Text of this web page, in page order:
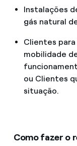
Instalações
gás natural
Clientes para
mobilidade
ou Clientes
situação.
Como fazer o